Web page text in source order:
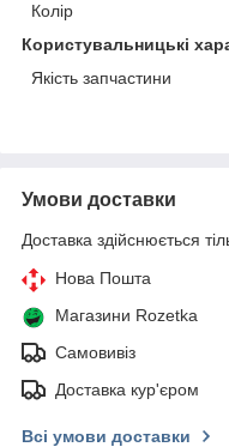
Колір
Користувальницькі
Якість запчастини
Умови доставки
Доставка здійснюється
Нова Пошта
Магазини Rozetka
Самовивіз
Доставка кур'єром
Всі умови доставки